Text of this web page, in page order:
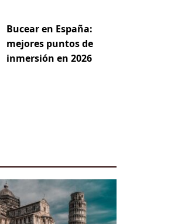
Bucear en España:
mejores puntos de
inmersión en 2026